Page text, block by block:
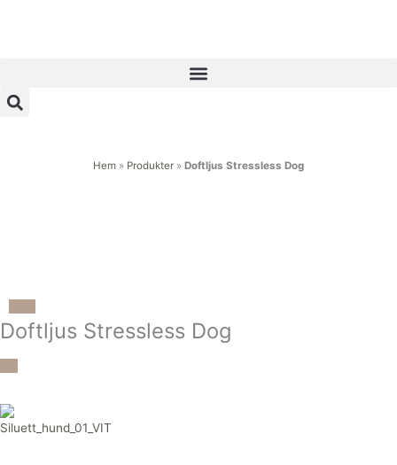
Hem » Produkter » Doftljus Stressless Dog
Doftljus Stressless Dog